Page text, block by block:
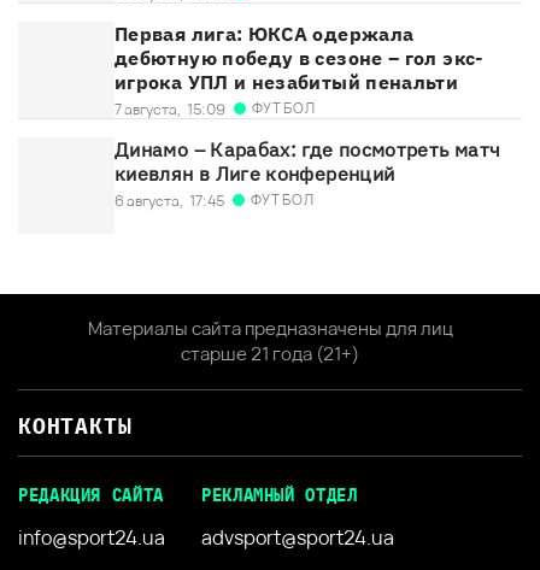
Первая лига: ЮКСА одержала
дебютную победу в сезоне – гол экс-
игрока УПЛ и незабитый пенальти
7 августа, 15:09 ФУТБОЛ
Динамо – Карабах: где посмотреть матч
киевлян в Лиге конференций
6 августа, 17:45 ФУТБОЛ
Материалы сайта предназначены для лиц
старше 21 года (21+)
КОНТАКТЫ
РЕДАКЦИЯ САЙТА
info@sport24.ua
РЕКЛАМНЫЙ ОТДЕЛ
advsport@sport24.ua